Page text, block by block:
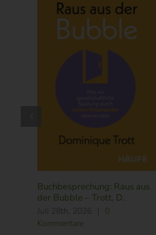
Juli 24th, 2026 | 0
Kommentare